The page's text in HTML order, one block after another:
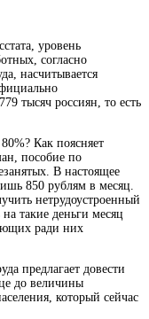
уровень
согласно
насчитывается
тысяч россиян, то есть
Как поясняет
пособие по
В настоящее
850 рублям в месяц.
нетрудоустроенный
такие деньги месяц
ради них
предлагает довести
до величины
который сейчас